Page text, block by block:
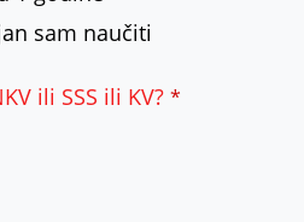
sam naučiti
ili SSS ili KV? *